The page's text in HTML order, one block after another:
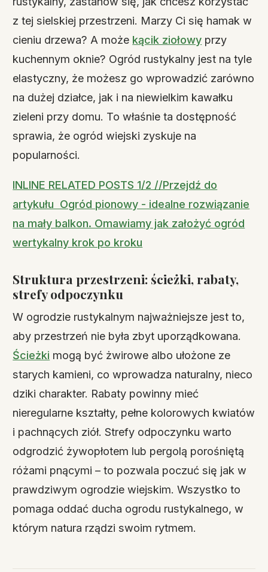
z tej sielskiej przestrzeni. Marzy Ci się hamak w
cieniu drzewa? A może kącik ziołowy przy
kuchennym oknie? Ogród rustykalny jest na tyle
elastyczny, że możesz go wprowadzić zarówno
na dużej działce, jak i na niewielkim kawałku
zieleni przy domu. To właśnie ta dostępność
sprawia, że ogród wiejski zyskuje na
popularności.
INLINE RELATED POSTS 1/2 //Przejdź do
artykułu Ogród pionowy - idealne rozwiązanie
na mały balkon. Omawiamy jak założyć ogród
wertykalny krok po kroku
Struktura przestrzeni: ścieżki, rabaty,
strefy odpoczynku
W ogrodzie rustykalnym najważniejsze jest to,
aby przestrzeń nie była zbyt uporządkowana.
Ścieżki mogą być żwirowe albo ułożone ze
starych kamieni, co wprowadza naturalny, nieco
dziki charakter. Rabaty powinny mieć
nieregularne kształty, pełne kolorowych kwiatów
i pachnących ziół. Strefy odpoczynku warto
odgrodzić żywopłotem lub pergolą porośniętą
różami pnącymi – to pozwala poczuć się jak w
prawdziwym ogrodzie wiejskim. Wszystko to
pomaga oddać ducha ogrodu rustykalnego, w
którym natura rządzi swoim rytmem.